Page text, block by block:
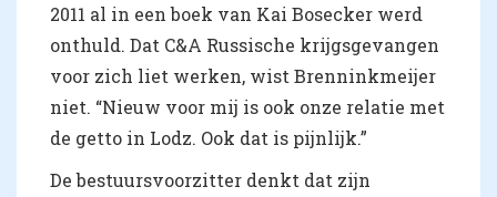
2011 al in een boek van Kai Bosecker werd
onthuld. Dat C&A Russische krijgsgevangen
voor zich liet werken, wist Brenninkmeijer
niet. “Nieuw voor mij is ook onze relatie met
de getto in Lodz. Ook dat is pijnlijk.”
De bestuursvoorzitter denkt dat zijn